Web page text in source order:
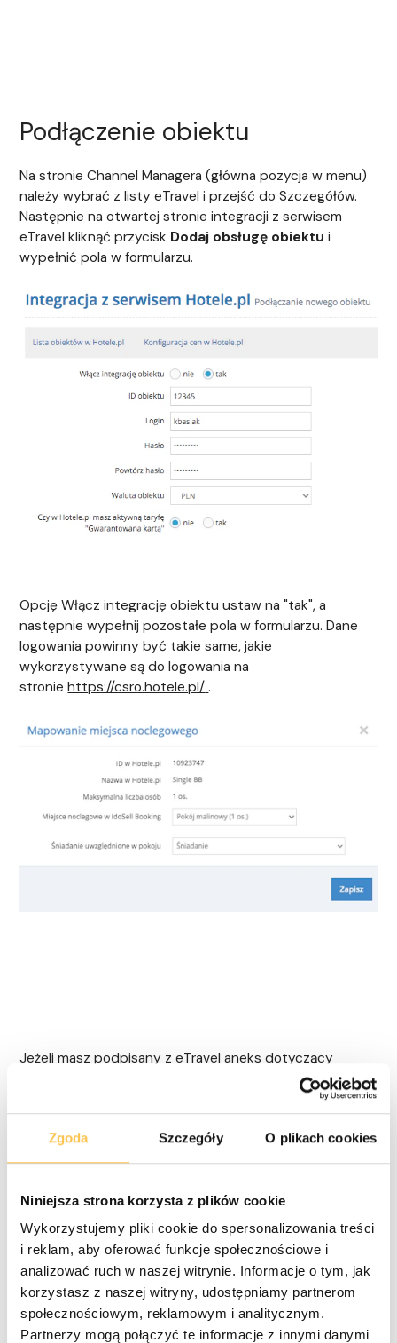
Zgoda Szczegóły O plikach cookies
Niniejsza strona korzysta z plików cookie
Wykorzystujemy pliki cookie do spersonalizowania treści
i reklam, aby oferować funkcje społecznościowe i
analizować ruch w naszej witrynie. Informacje o tym, jak
korzystasz z naszej witryny, udostępniamy partnerom
społecznościowym, reklamowym i analitycznym.
Partnerzy mogą połączyć te informacje z innymi danymi
Podłączenie obiektu
Na stronie Channel Managera (główna pozycja w menu)
należy wybrać z listy eTravel i przejść do Szczegółów.
Następnie na otwartej stronie integracji z serwisem
eTravel kliknąć przycisk Dodaj obsługę obiektu i
wypełnić pola w formularzu.
OpcjęWłącz integrację obiektu ustaw na "tak", a
następnie wypełnij pozostałe pola w formularzu. Dane
logowania powinny być takie same, jakie
wykorzystywane są do logowania na
stroniehttps://csro.hotele.pl/ .
Jeżeli masz podpisany z eTravel aneks dotyczący
uruchomienia dodatkowej formy płatności na miejscu w
Czy w eTravel masz aktywną
taryfę "Gwarantowana kartą"na "tak".
Po podłączeniu obiektu kliknij wiersz danego obiektu w
Następnie w sekcjiMapowanie miejsc
noclegowych
znajdziesz listę wszystkich Twoich
miejsc noclegowych pobranych z panelu
administracyjnego CSRO. Natomiast w
sekcjiKonfiguracja planów cenowychznajdziesz listę
wszystkich Twoich taryf (planów cenowych).